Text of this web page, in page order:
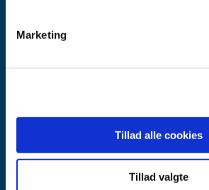
Marketing
Tillad alle cookies
Tillad valgte
Axel Heides Gade 1
Kontakt Lægemiddelstyrelsen